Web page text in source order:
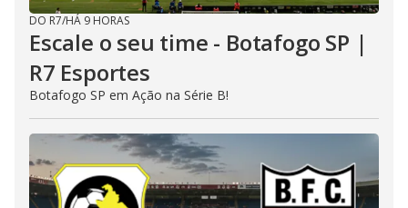
DO R7/HÁ 9 HORAS
Escale o seu time - Botafogo SP |
R7 Esportes
Botafogo SP em Ação na Série B!